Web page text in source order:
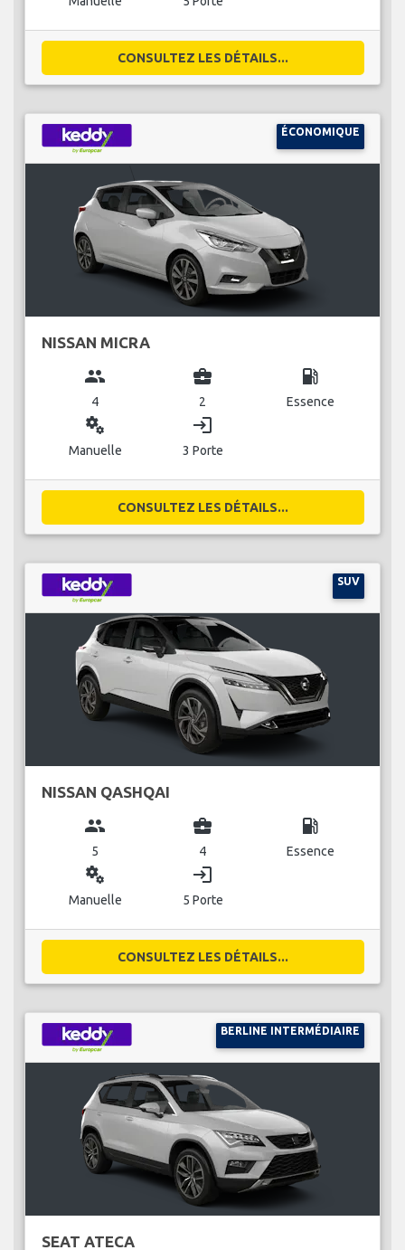
CONSULTEZ LES DÉTAILS...
ÉCONOMIQUE
NISSAN MICRA
group
4
business_center
2
local_gas_station
Essence
miscellaneous_services
Manuelle
login
3 Porte
CONSULTEZ LES DÉTAILS...
SUV
NISSAN QASHQAI
group
5
business_center
4
local_gas_station
Essence
miscellaneous_services
Manuelle
login
5 Porte
CONSULTEZ LES DÉTAILS...
BERLINE INTERMÉDIAIRE
SEAT ATECA